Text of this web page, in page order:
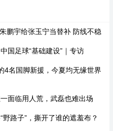
鹏宇给张玉宁当替补 防线不稳
国足球“基础建设”｜专访
4名国脚新援，今夏均无缘世界
面临用人荒，武磊也难出场
路子”，撕开了谁的遮羞布？